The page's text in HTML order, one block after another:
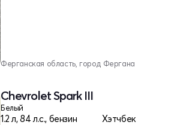
Ферганская область, город Фергана
Chevrolet Spark III
Белый
1.2 л, 84 л.с., бензин
Хэтчбек